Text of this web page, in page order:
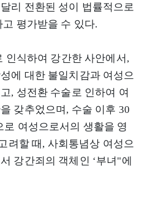
리 전환된 성이 법률적으로
평가받을 수 있다.
인식하여 강간한 사안에서,
에 대한 불일치감과 여성으
, 성전환 수술로 인하여 여
갖추었으며, 수술 이후 30
로 여성으로서의 생활을 영
려할 때, 사회통념상 여성으
강간죄의 객체인 ‘부녀"에